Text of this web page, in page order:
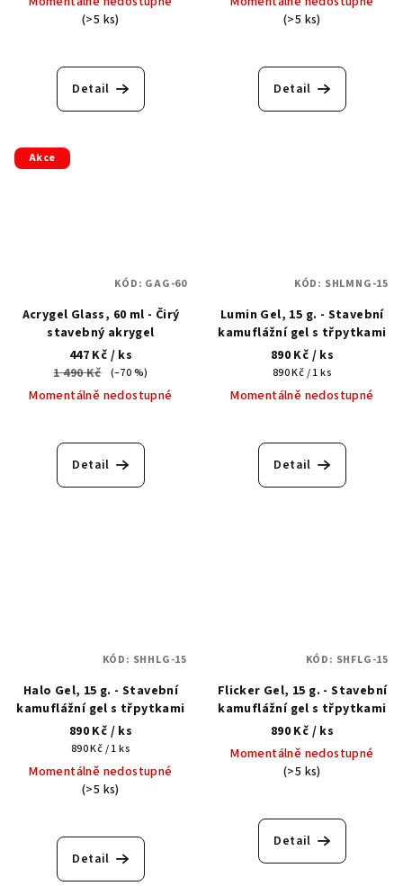
(>5 ks)
Detail
(>5 ks)
Detail
Akce
Acrygel Glass, 60 ml - Čirý
stavebný akrygel
447 Kč / ks
1 490 Kč
(–70 %)
Momentálně nedostupné
Detail
KÓD: GAG-60
Lumin Gel, 15 g. - Stavební
kamuflážní gel s třpytkami
890 Kč / ks
Měrná
cena:
890 Kč / 1 ks
Momentálně nedostupné
Detail
KÓD: SHLMNG-15
Halo Gel, 15 g. - Stavební
kamuflážní gel s třpytkami
890 Kč / ks
Měrná
cena:
890 Kč / 1 ks
Momentálně nedostupné
(>5 ks)
Detail
KÓD: SHHLG-15
Flicker Gel, 15 g. - Stavební
kamuflážní gel s třpytkami
890 Kč / ks
Momentálně nedostupné
(>5 ks)
Detail
KÓD: SHFLG-15